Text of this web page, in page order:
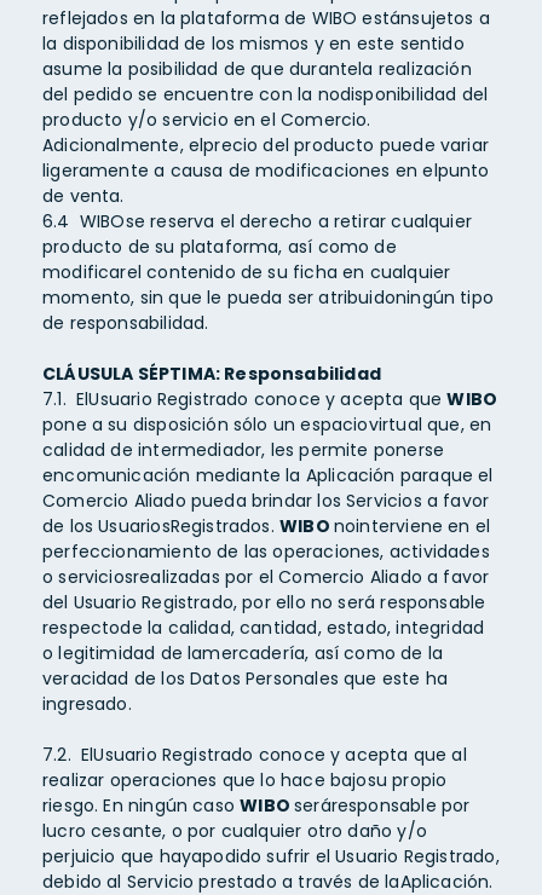
reflejados en la plataforma de WIBO estánsujetos a
la disponibilidad de los mismos y en este sentido
asume la posibilidad de que durantela realización
del pedido se encuentre con la nodisponibilidad del
producto y/o servicio en el Comercio.
Adicionalmente, elprecio del producto puede variar
ligeramente a causa de modificaciones en elpunto
de venta.
6.4 WIBOse reserva el derecho a retirar cualquier
producto de su plataforma, así como de
modificarel contenido de su ficha en cualquier
momento, sin que le pueda ser atribuidoningún tipo
de responsabilidad.
CLÁUSULA SÉPTIMA: Responsabilidad
7.1. ElUsuario Registrado conoce y acepta queWIBO
pone a su disposición sólo un espaciovirtual que, en
calidad de intermediador, les permite ponerse
encomunicación mediante la Aplicación paraque el
Comercio Aliado pueda brindar los Servicios a favor
de los UsuariosRegistrados.WIBO nointerviene en el
perfeccionamiento de las operaciones, actividades
o serviciosrealizadas por el Comercio Aliado a favor
del Usuario Registrado, por ello no será responsable
respectode la calidad, cantidad, estado, integridad
o legitimidad de lamercadería, así como de la
veracidad de los Datos Personales que este ha
ingresado.
7.2. ElUsuario Registrado conoce y acepta que al
realizar operaciones que lo hace bajosu propio
riesgo. En ningún casoWIBOseráresponsable por
lucro cesante, o por cualquier otro daño y/o
perjuicio que hayapodido sufrir el Usuario Registrado,
debido al Servicio prestado a través de laAplicación.